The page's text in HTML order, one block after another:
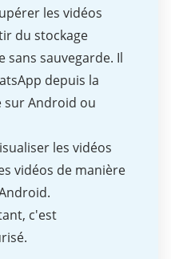
les vidéos
du stockage
sans sauvegarde. Il
depuis la
sur Android ou
les vidéos
vidéos de manière
c'est